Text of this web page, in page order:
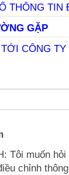
THÔNG TIN
GẶP
CÔNG TY
Tôi muốn
chỉnh